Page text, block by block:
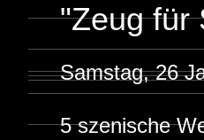
"Zeug für
Samstag, 26
5 szenische